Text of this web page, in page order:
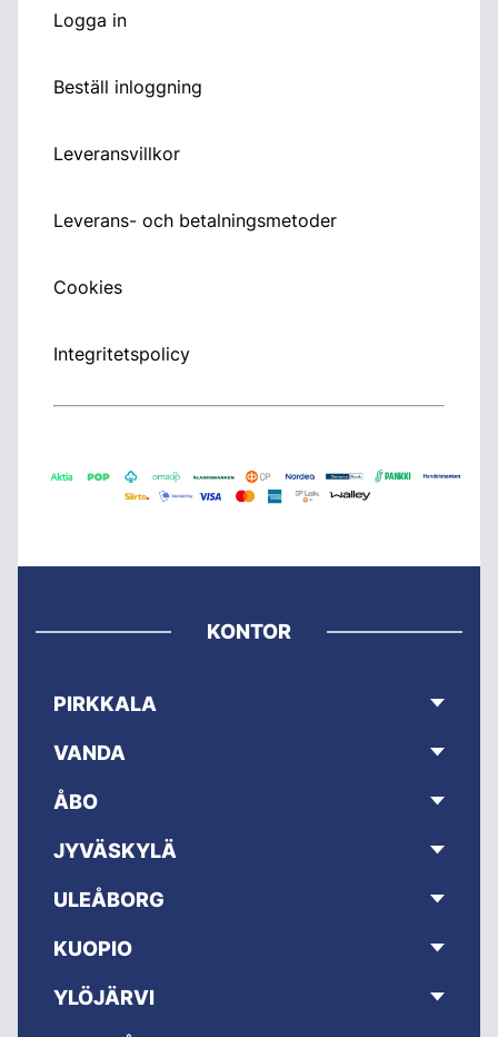
Logga in
Beställ inloggning
Leveransvillkor
Leverans- och betalningsmetoder
Cookies
Integritetspolicy
KONTOR
PIRKKALA
VANDA
ÅBO
JYVÄSKYLÄ
ULEÅBORG
KUOPIO
YLÖJÄRVI